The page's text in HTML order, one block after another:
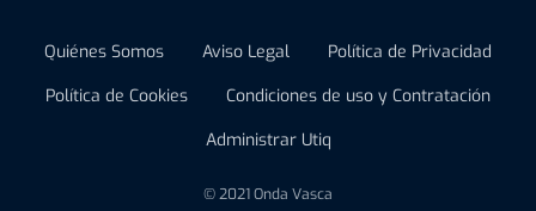
Quiénes Somos Aviso Legal
Política de Privacidad
Política de Cookies
Condiciones de uso y Contratación
Administrar Utiq
© 2021 Onda Vasca